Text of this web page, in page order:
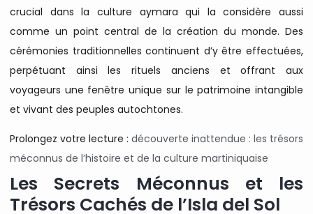
crucial dans la culture aymara qui la considère aussi
comme un point central de la création du monde. Des
cérémonies traditionnelles continuent d’y être effectuées,
perpétuant ainsi les rituels anciens et offrant aux
voyageurs une fenêtre unique sur le patrimoine intangible
et vivant des peuples autochtones.
Prolongez votre lecture : découverte inattendue : les trésors
méconnus de l’histoire et de la culture martiniquaise
Les Secrets Méconnus et les
Trésors Cachés de l’Isla del Sol